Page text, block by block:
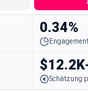
0.34%
Schätzung